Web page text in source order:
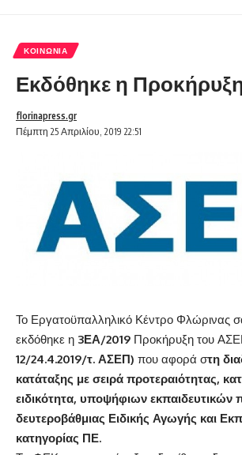
ΚΟΙΝΩΝΊΑ
Εκδόθηκε η
Πέμπτη 25 Απριλίου, 2019 22:51
florinapress.gr
Το Εργατοϋπαλληλικό Κέντρο Φλώρινας
εκδόθηκε η 3ΕΑ/2019 Προκήρυξη του
12/24.4.2019/τ. ΑΣΕΠ) που αφορά στη
κατάταξης με σειρά προτεραιότητας,
ειδικότητα, υποψήφιων εκπαιδευτικών
δευτεροβάθμιας Ειδικής Αγωγής και
κατηγορίας ΠΕ.